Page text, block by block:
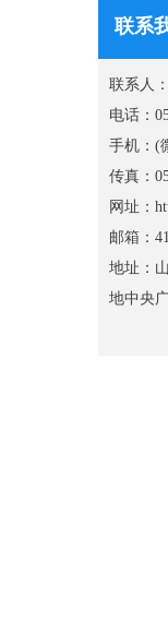
联系
联系人
电话：
手机：(
传真：
网址：
邮箱：
地址：
地中央